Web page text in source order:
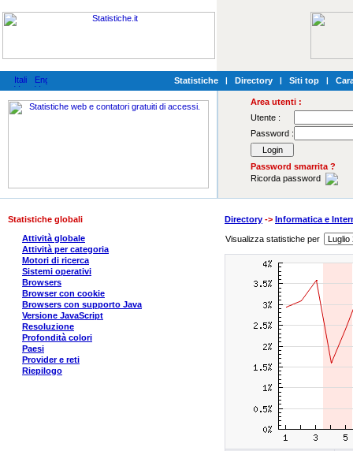
Statistiche | Directory | Siti top |
Area utenti :
Utente :
Password :
Password smarrita ?
Ricorda password
Statistiche globali
Attività globale
Attività per categoria
Motori di ricerca
Sistemi operativi
Browsers
Browser con cookie
Browsers con supporto Java
Versione JavaScript
Resoluzione
Profondità colori
Paesi
Provider e reti
Riepilogo
Directory -> Informatica e
Visualizza statistiche per